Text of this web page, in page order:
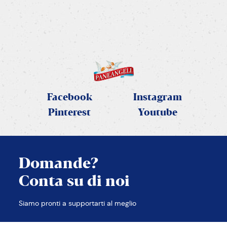
Facebook
Instagram
Pinterest
Youtube
Domande?
Conta su di noi
Siamo pronti a supportarti al meglio